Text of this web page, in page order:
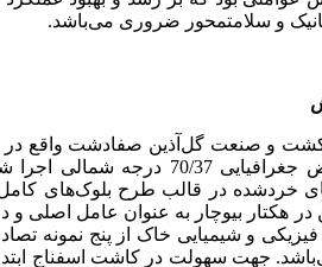
و سلامتمحور ضروری می‌باشد.
84/50 درجه شرقی، عرض
خرد
هکتار بیوچار به عنوان عامل اصلی و
و شیمیایی خاک از پنج نمونه